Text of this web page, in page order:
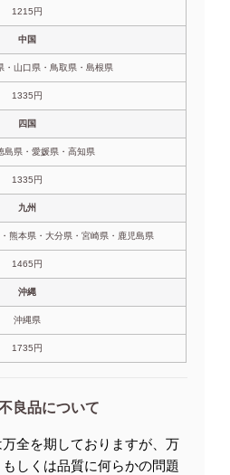
1215円
中国
・山口県・鳥取県・島根県
1335円
四国
島県・愛媛県・高知県
1335円
九州
熊本県・大分県・宮崎県・鹿児島県
1465円
沖縄
沖縄県
1735円
良品について
全を期しておりますが、万
しくは品質に何らかの問題